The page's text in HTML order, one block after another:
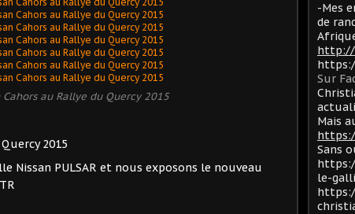
Cahors au Rallye du Quercy 2015
2015
Nissan PULSAR et nous exposons le nouveau
-Mes
de
http://
Sur
Mais
Sans
le-